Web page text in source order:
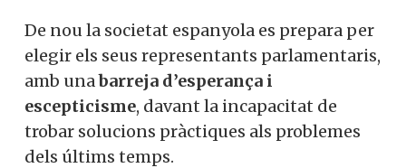
De nou la societat espanyola es prepara per
elegir els seus representants parlamentaris,
amb unabarreja d’esperança i
escepticisme, davant la incapacitat de
trobar solucions pràctiques als problemes
dels últims temps.